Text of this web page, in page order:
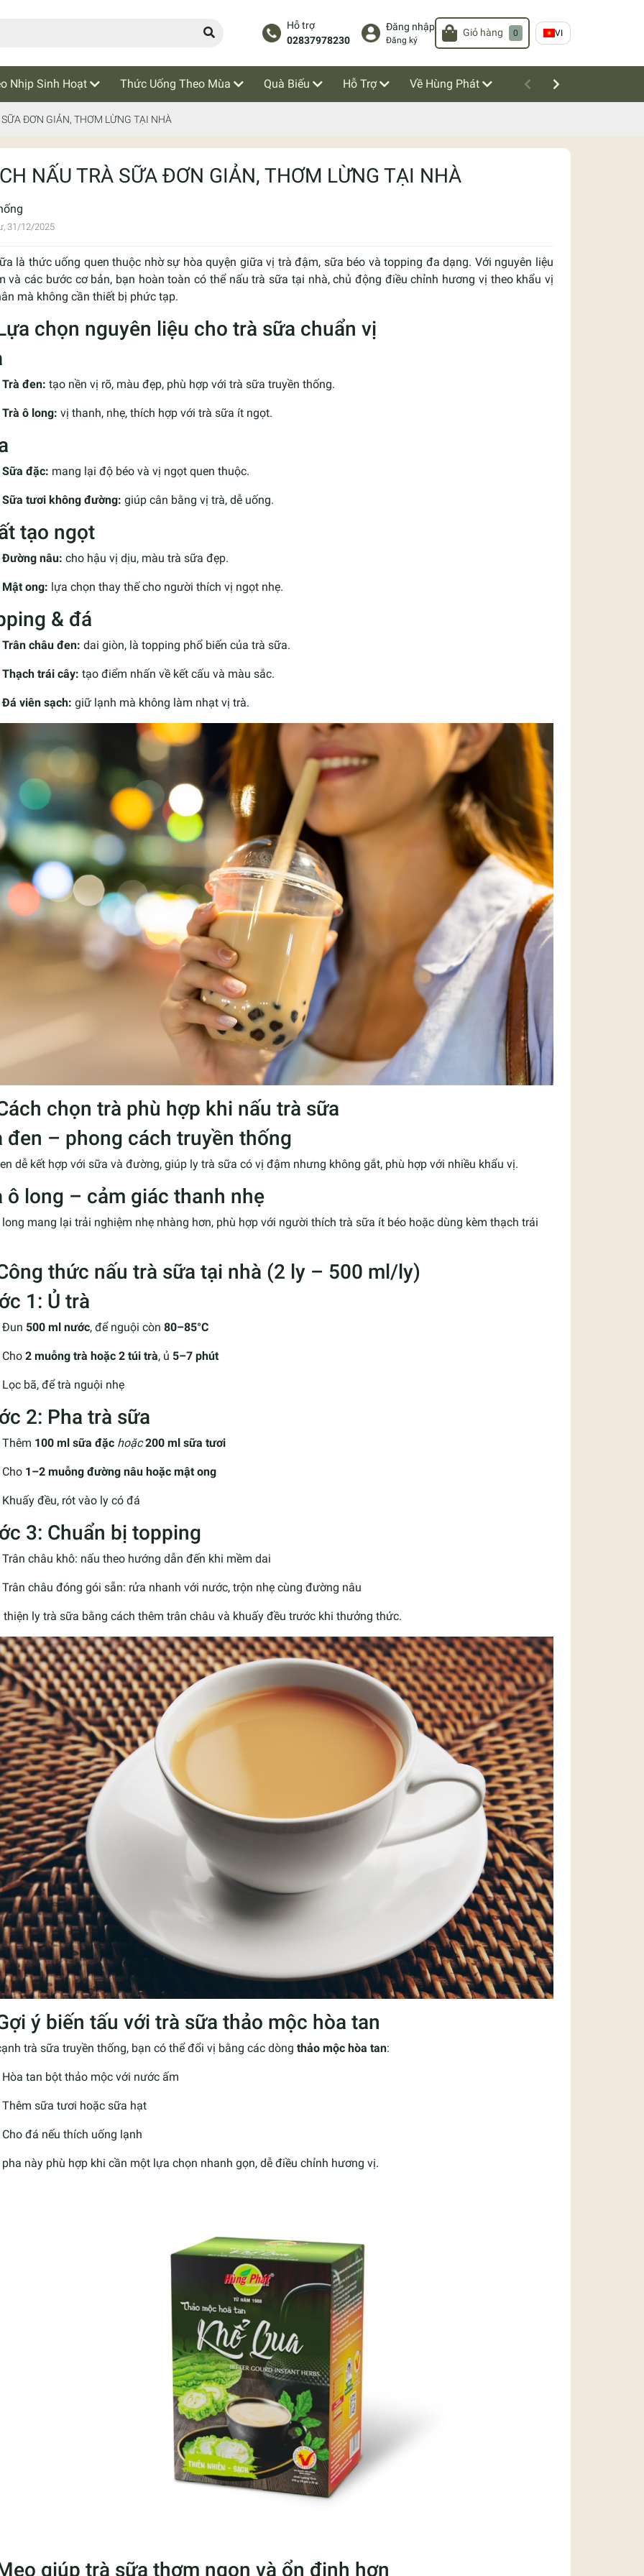
Hỗ trợ
02837978230
Đăng nhập
Đăng ký
Giỏ hàng 0 VI
Nhịp Sinh Hoạt Thức Uống Theo Mùa Quà Biếu Hỗ Trợ Về Hùng Phát
ĐƠN GIẢN, THƠM LỪNG TẠI NHÀ
NẤU TRÀ SỮA ĐƠN GIẢN, THƠM LỪNG TẠI NHÀ
31/12/2025
là thức uống quen thuộc nhờ sự hòa quyện giữa vị trà đậm, sữa béo và topping đa dạng. Với nguyên liệu
và các bước cơ bản, bạn hoàn toàn có thể nấu trà sữa tại nhà, chủ động điều chỉnh hương vị theo khẩu vị
mà không cần thiết bị phức tạp.
chọn nguyên liệu cho trà sữa chuẩn vị
Trà đen: tạo nền vị rõ, màu đẹp, phù hợp với trà sữa truyền thống.
Trà ô long: vị thanh, nhẹ, thích hợp với trà sữa ít ngọt.
Sữa đặc: mang lại độ béo và vị ngọt quen thuộc.
Sữa tươi không đường: giúp cân bằng vị trà, dễ uống.
tạo ngọt
Đường nâu: cho hậu vị dịu, màu trà sữa đẹp.
Mật ong: lựa chọn thay thế cho người thích vị ngọt nhẹ.
& đá
Trân châu đen: dai giòn, là topping phổ biến của trà sữa.
Thạch trái cây: tạo điểm nhấn về kết cấu và màu sắc.
Đá viên sạch: giữ lạnh mà không làm nhạt vị trà.
chọn trà phù hợp khi nấu trà sữa
đen – phong cách truyền thống
dễ kết hợp với sữa và đường, giúp ly trà sữa có vị đậm nhưng không gắt, phù hợp với nhiều khẩu vị.
ô long – cảm giác thanh nhẹ
long mang lại trải nghiệm nhẹ nhàng hơn, phù hợp với người thích trà sữa ít béo hoặc dùng kèm thạch trái
thức nấu trà sữa tại nhà (2 ly – 500 ml/ly)
1: Ủ trà
Đun 500 ml nước, để nguội còn 80–85°C
Cho 2 muỗng trà hoặc 2 túi trà, ủ 5–7 phút
Lọc bã, để trà nguội nhẹ
2: Pha trà sữa
Thêm 100 ml sữa đặc hoặc 200 ml sữa tươi
Cho 1–2 muỗng đường nâu hoặc mật ong
Khuấy đều, rót vào ly có đá
3: Chuẩn bị topping
Trân châu khô: nấu theo hướng dẫn đến khi mềm dai
Trân châu đóng gói sẵn: rửa nhanh với nước, trộn nhẹ cùng đường nâu
thiện ly trà sữa bằng cách thêm trân châu và khuấy đều trước khi thưởng thức.
ý biến tấu với trà sữa thảo mộc hòa tan
trà sữa truyền thống, bạn có thể đổi vị bằng các dòng thảo mộc hòa tan:
Hòa tan bột thảo mộc với nước ấm
Thêm sữa tươi hoặc sữa hạt
Cho đá nếu thích uống lạnh
pha này phù hợp khi cần một lựa chọn nhanh gọn, dễ điều chỉnh hương vị.
giúp trà sữa thơm ngon và ổn định hơn